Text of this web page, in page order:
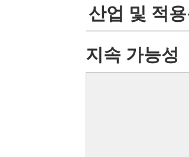
산업 및 적
지속 가능성